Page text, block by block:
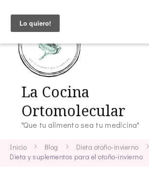
La Cocina
Ortomolecular
"Que tu alimento sea tu medicina"
Inicio Blog
Dieta otoño-invierno
Dieta y suplementos para el otoño-invierno